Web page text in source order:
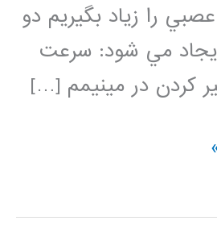
را زياد بگيريم دو
مي شود: سرعت
كردن در مينيمم […]